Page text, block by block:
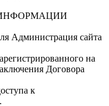
Администрация сайта
на
Договора
к